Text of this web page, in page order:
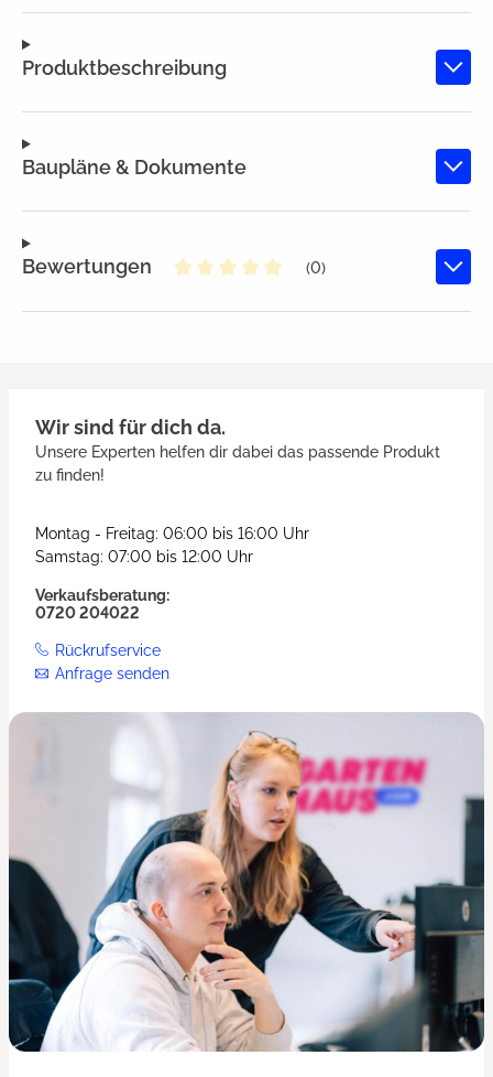
Produktbeschreibung
Baupläne & Dokumente
Bewertungen
(0)
Wir sind für dich da.
Unsere Experten helfen dir dabei das passende Produkt
zu finden!
Montag - Freitag: 06:00 bis 16:00 Uhr
Samstag: 07:00 bis 12:00 Uhr
Verkaufsberatung:
0720 204022
Rückrufservice
Anfrage senden